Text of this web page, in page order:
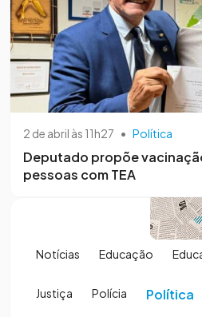
2 de abril às 11h27 • Política
Deputado propõe
pessoas com TEA
Notícias Educação
Justiça Polícia Política